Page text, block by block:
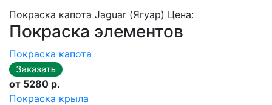
Покраска капота Jaguar (Ягуар) Цена:
Покраска элементов
Покраска капота
от 5280 р.
Покраска крыла